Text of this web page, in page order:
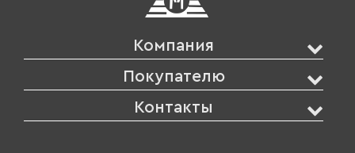
Компания
Покупателю
Контакты